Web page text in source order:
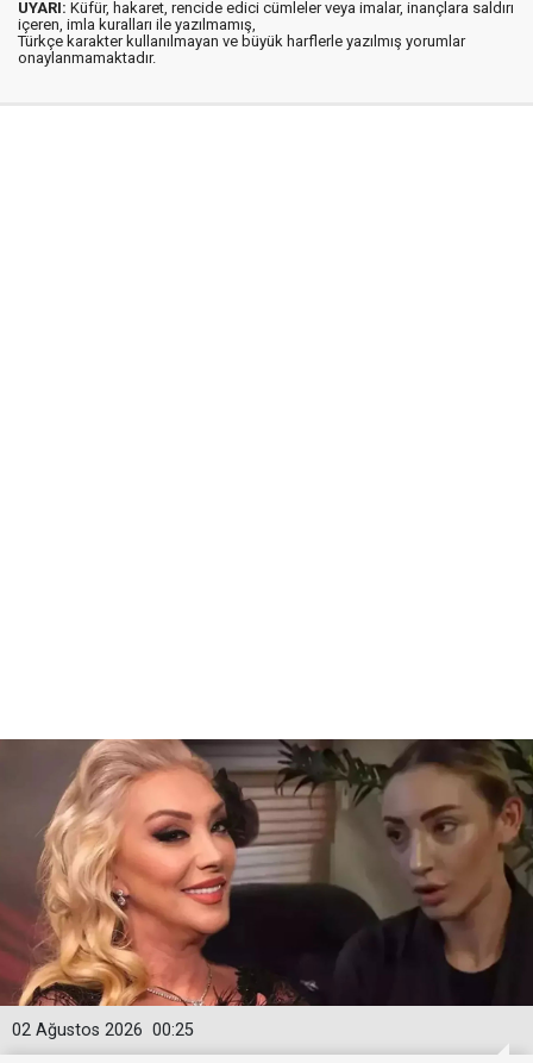
UYARI: Küfür, hakaret, rencide edici cümleler veya imalar, inançlara saldırı
içeren, imla kuralları ile yazılmamış,
Türkçe karakter kullanılmayan ve büyük harflerle yazılmış yorumlar
onaylanmamaktadır.
00:25
02 Ağustos 2026